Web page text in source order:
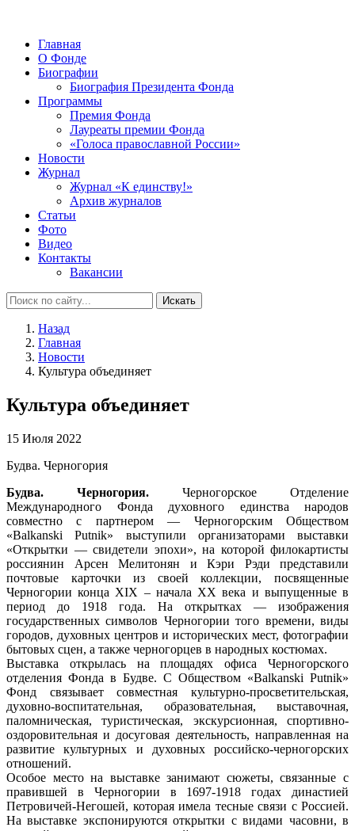
Главная
О Фонде
Биографии
Биография Президента Фонда
Программы
Премия Фонда
Лауреаты премии Фонда
«Голоса православной России»
Новости
Журнал
Журнал «К единству!»
Архив журналов
Статьи
Фото
Видео
Контакты
Вакансии
Искать
Назад
Главная
Новости
Культура объединяет
Культура объединяет
15 Июля 2022
Будва. Черногория
Будва. Черногория. Черногорское Отделение
Международного Фонда духовного единства народов
совместно с партнером — Черногорским Обществом
«Balkanski Putnik» выступили организаторами выставки
«Открытки — свидетели эпохи», на которой филокартисты
россиянин Арсен Мелитонян и Кэри Рэди представили
почтовые карточки из своей коллекции, посвященные
Черногории конца XIX – начала XX века и выпущенные в
период до 1918 года. На открытках — изображения
государственных символов Черногории того времени, виды
городов, духовных центров и исторических мест, фотографии
бытовых сцен, а также черногорцев в народных костюмах.
Выставка открылась на площадях офиса Черногорского
отделения Фонда в Будве. С Обществом «Balkanski Putnik»
Фонд связывает совместная культурно-просветительская,
духовно-воспитательная, образовательная, выставочная,
паломническая, туристическая, экскурсионная, спортивно-
оздоровительная и досуговая деятельность, направленная на
развитие культурных и духовных российско-черногорских
отношений.
Особое место на выставке занимают сюжеты, связанные с
правившей в Черногории в 1697-1918 годах династией
Петровичей-Негошей, которая имела тесные связи с Россией.
На выставке экспонируются открытки с видами часовни, в